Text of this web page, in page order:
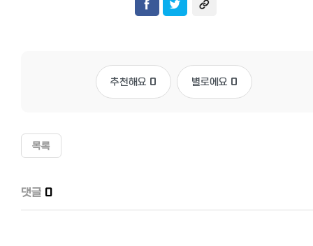
추천해요 0 별로에요 0
목록
댓글 0